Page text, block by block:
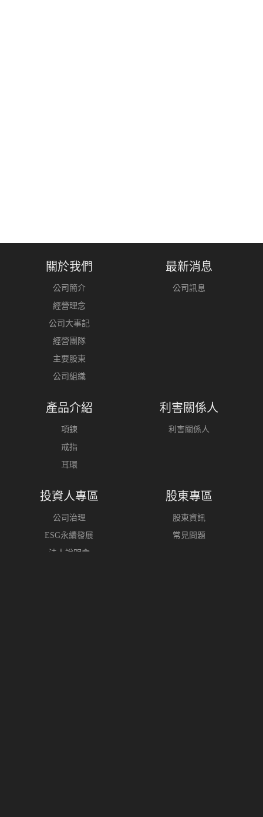
關於我們
公司簡介
經營理念
公司大事記
經營團隊
主要股東
公司組織
最新消息
公司訊息
產品介紹
項鍊
戒指
耳環
利害關係人
利害關係人
投資人專區
公司治理
ESG永續發展
法人說明會
股東專區
股東資訊
常見問題